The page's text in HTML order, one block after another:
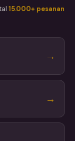
15.000+ pesanan
→
→